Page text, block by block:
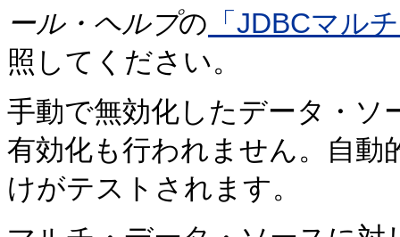
ール・ヘルプの 「JDBCマル
照してください。
手動で無効化したデータ・ソ
有効化も行われません。自動
けがテストされます。